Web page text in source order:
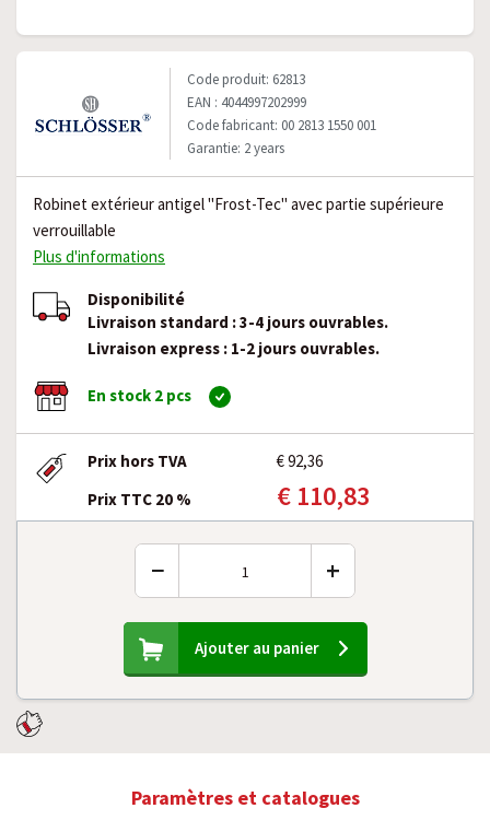
Code produit: 62813
EAN : 4044997202999
Code fabricant: 00 2813 1550 001
Garantie: 2 years
Robinet extérieur antigel "Frost-Tec" avec partie supérieure
verrouillable
Plus d'informations
Disponibilité
Livraison standard : 3-4 jours ouvrables.
Livraison express : 1-2 jours ouvrables.
En stock 2 pcs
Prix hors TVA
€ 92,36
Prix TTC 20 %
€ 110,83
− +
Ajouter au panier
Paramètres et catalogues